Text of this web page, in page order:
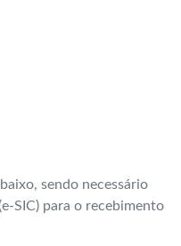
sendo necessário
SIC) para o recebimento